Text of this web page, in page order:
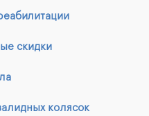
скидки
колясок